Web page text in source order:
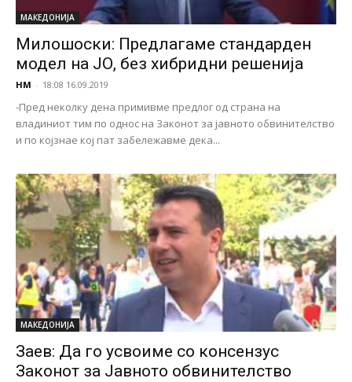
МАКЕДОНИЈА
Милошоски: Предлагаме стандарден
модел на ЈО, без хибридни решенија
НМ - 18:08 16.09.2019
-Пред неколку дена примивме предлог од страна на
владиниот тим по однос на Законот за јавното обвинителство
и по којзнае кој пат забележавме дека...
МАКЕДОНИЈА
Заев: Да го усвоиме со консензус
Законот за Јавното обвинителство